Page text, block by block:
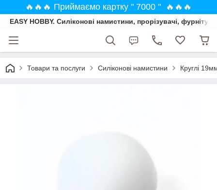
🔥🔥🔥 Приймаємо картку " 7000 " 🔥🔥🔥
EASY HOBBY. Силіконові намистини, прорізувачі,
Товари та послуги Силіконові намистини Круглі